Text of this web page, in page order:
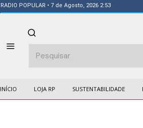
RADIO POPULAR • 7 de Agosto, 2026 2:53
INÍCIO LOJA RP SUSTENTABILIDADE